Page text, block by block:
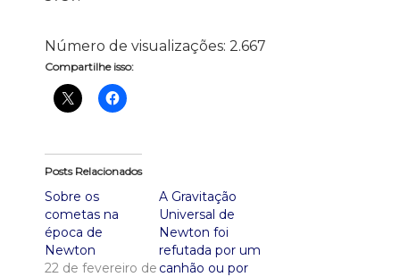
Número de visualizações: 2.667
Compartilhe isso:
Posts Relacionados
Sobre os
cometas na
época de
Newton
22 de fevereiro de
A Gravitação
Universal de
Newton foi
refutada por um
canhão ou por